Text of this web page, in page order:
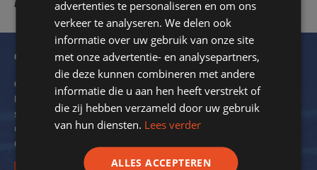
Bregman (voorzitter) – T.C. Petten – 05-06-2019
Ontvang onze nieuwsbrief
Om de 2 maanden verzendt SportStroom een digitale nieuwsbrief.
Dit ter inspiratie en om kennis over energiebesparing bij
sportverenigingen met u te delen. We delen hierin ook voorbeelden
uit de praktijk. Zo krijgt nog meer inzicht in de mogelijkheden voor
uw vereniging.
advertenties te personaliseren en om ons
verkeer te analyseren. We delen ook
informatie over uw gebruik van onze site
met onze advertentie- en analysepartners,
die deze kunnen combineren met andere
informatie die u aan hen heeft verstrekt of
die zij hebben verzameld door uw gebruik
van hun diensten. Lees verder
ALLES ACCEPTEREN